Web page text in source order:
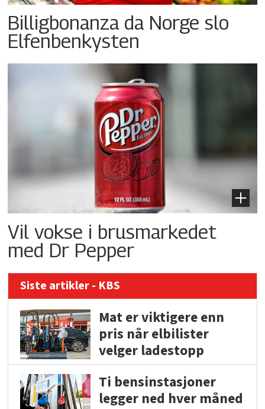
Billigbonanza da Norge slo
Elfenbenkysten
Vil vokse i brusmarkedet
med Dr Pepper
Siste artikler - KBS
Mat er viktigere enn
pris når elbilister
velger ladestopp
Ti bensinstasjoner
legger ned hver måned